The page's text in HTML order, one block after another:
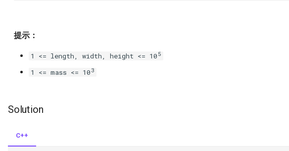
提示：
1 <= length, width, height <= 10 5
1 <= mass <= 10 3
Solution
C++